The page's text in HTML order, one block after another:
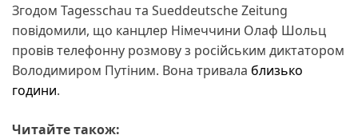
Згодом Tagesschau та Sueddeutsche Zeitung
повідомили, що канцлер Німеччини Олаф Шольц
провів телефонну розмову з російським диктатором
Володимиром Путіним. Вона тривала близько
години.
Читайте також: